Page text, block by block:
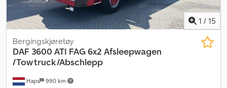
1 / 15
Haps 990 km
Bergingskjøretøy
DAF 3600 ATI FAG 6x2 Afsleepwagen
/Tow truck/Abschlepp